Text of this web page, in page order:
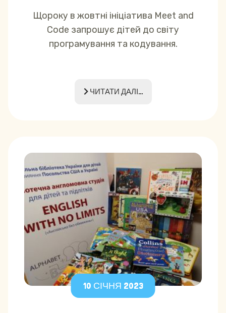
Щороку в жовтні ініціатива Meet and
Code запрошує дітей до світу
програмування та кодування.
ЧИТАТИ ДАЛІ...
10 СІЧНЯ 2023